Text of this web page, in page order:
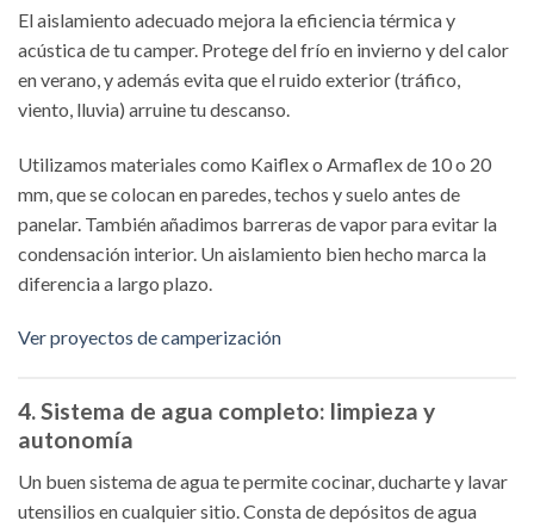
El aislamiento adecuado mejora la eficiencia térmica y
acústica de tu camper. Protege del frío en invierno y del calor
en verano, y además evita que el ruido exterior (tráfico,
viento, lluvia) arruine tu descanso.
Utilizamos materiales como Kaiflex o Armaflex de 10 o 20
mm, que se colocan en paredes, techos y suelo antes de
panelar. También añadimos barreras de vapor para evitar la
condensación interior. Un aislamiento bien hecho marca la
diferencia a largo plazo.
Ver proyectos de camperización
4. Sistema de agua completo: limpieza y
autonomía
Un buen sistema de agua te permite cocinar, ducharte y lavar
utensilios en cualquier sitio. Consta de depósitos de agua